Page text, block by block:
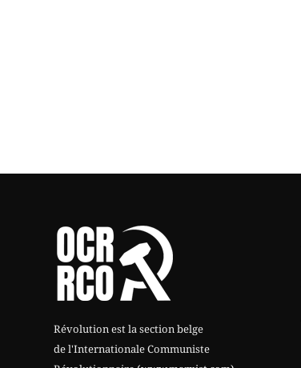
Révolution est la section belge
de l'Internationale Communiste